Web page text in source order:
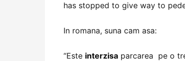
has stopped to give way to
In romana, suna cam asa:
“Este interzisa parcarea pe o